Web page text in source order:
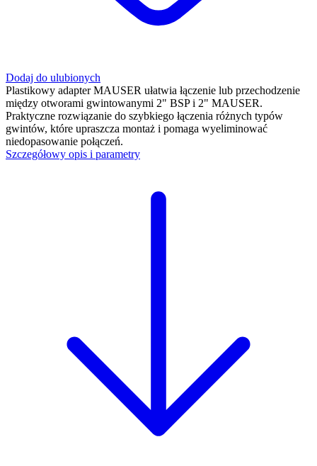
Dodaj do ulubionych
Plastikowy adapter MAUSER ułatwia łączenie lub przechodzenie
między otworami gwintowanymi 2" BSP i 2" MAUSER.
Praktyczne rozwiązanie do szybkiego łączenia różnych typów
gwintów, które upraszcza montaż i pomaga wyeliminować
niedopasowanie połączeń.
Szczegółowy opis i parametry